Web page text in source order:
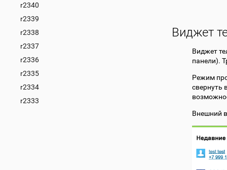
r2340
r2339
r2338
r2337
r2336
r2335
r2334
r2333
Виджет
Виджет
панели).
Режим
свернуть
Внешний